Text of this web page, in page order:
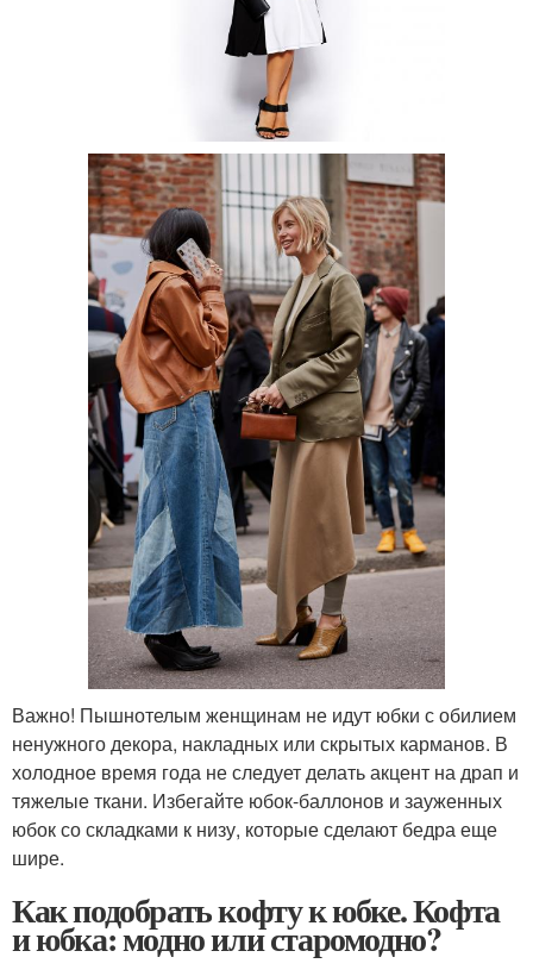
Важно! Пышнотелым женщинам не идут юбки с обилием
ненужного декора, накладных или скрытых карманов. В
холодное время года не следует делать акцент на драп и
тяжелые ткани. Избегайте юбок-баллонов и зауженных
юбок со складками к низу, которые сделают бедра еще
шире.
Как подобрать кофту к юбке. Кофта
и юбка: модно или старомодно?